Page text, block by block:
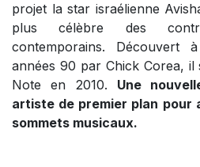
projet la star israélienne
plus célèbre des
contemporains.
années 90 par Chick Corea, il
Note en 2010. Une
artiste de premier plan pour
sommets musicaux.